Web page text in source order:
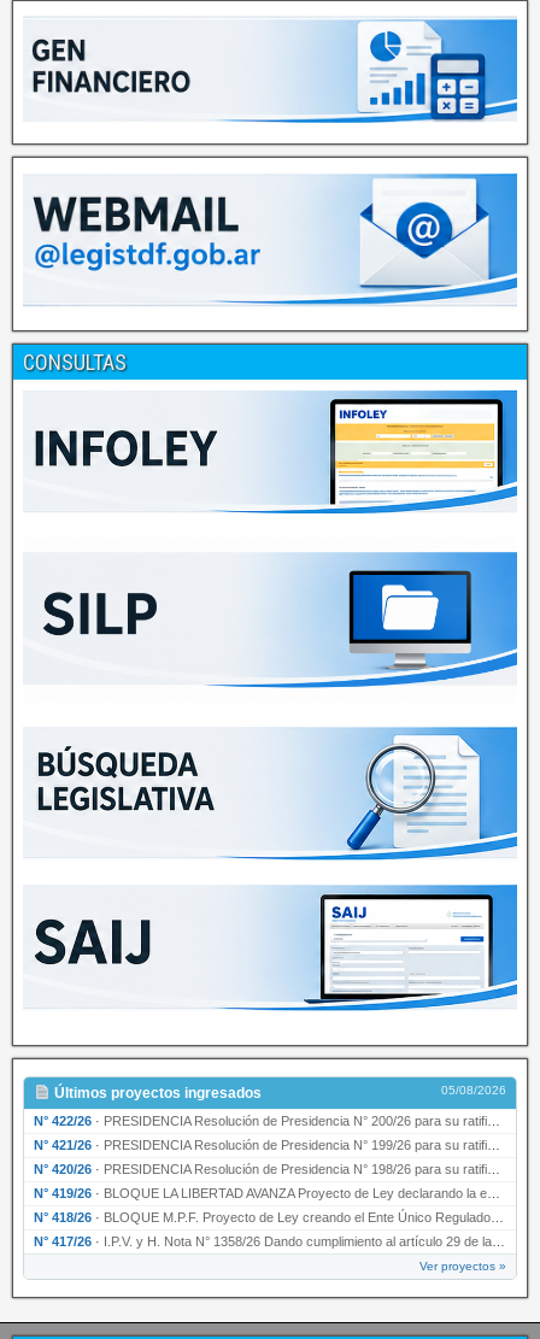
CONSULTAS
Últimos proyectos ingresados 05/08/2026
N° 422/26 · PRESIDENCIA Resolución de Presidencia N° 200/26 para su ratificación.
N° 421/26 · PRESIDENCIA Resolución de Presidencia N° 199/26 para su ratificación.
N° 420/26 · PRESIDENCIA Resolución de Presidencia N° 198/26 para su ratificación.
N° 419/26 · BLOQUE LA LIBERTAD AVANZA Proyecto de Ley declarando la esencialidad del servicio educativ…
N° 418/26 · BLOQUE M.P.F. Proyecto de Ley creando el Ente Único Regulador de servicios públicos de la …
N° 417/26 · I.P.V. y H. Nota N° 1358/26 Dando cumplimiento al artículo 29 de la Ley provincial N° 1399…
Ver proyectos »